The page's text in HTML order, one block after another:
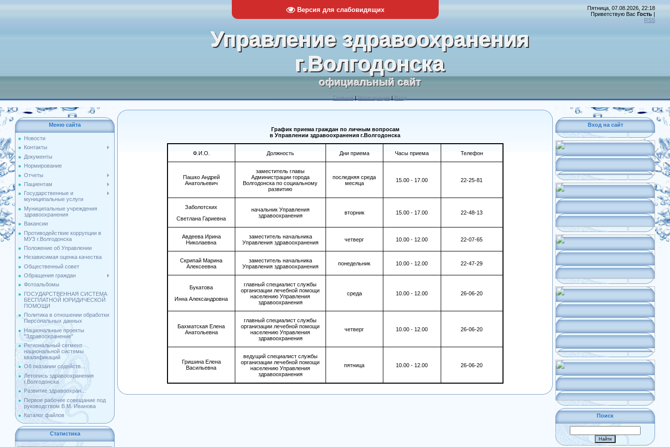
Версия для слабовидящих
Управление здравоохранения
г.Волгодонска
официальный сайт
Главная|Регистрация|Вход
Пятница, 07.08.2026, 22:18
Приветствую Вас Гость |
RSS
Меню сайта
Новости
Контакты
Документы
Нормирование
Отчеты
Пациентам
Государственные и
муниципальные услуги
Муниципальные учреждения
здравоохранения
Вакансии
Противодействие коррупции в
МУЗ г.Волгодонска
Положение об Управлении
Независимая оценка качества
Общественный совет
Обращения граждан
Фотоальбомы
ГОСУДАРСТВЕННАЯ СИСТЕМА
БЕСПЛАТНОЙ ЮРИДИЧЕСКОЙ
ПОМОЩИ
Политика в отношении обработки
Персональных данных
Национальные проекты
"Здравоохранение"
Региональный сегмент
национальной системы
квалификаций
Об оказании содейств...
Летопись здравоохранения
г.Волгодонска
Развитие здравоохран...
Первое рабочее совещание под
руководством В.М. Иванова
Каталог файлов
Статистика
График приема граждан по личным вопросам
в Управлении здравоохранения г.Волгодонска
Ф.И.О. Должность Дни приема Часы приема Телефон
Пашко Андрей
Анатольевич
заместитель главы
Администрации города
Волгодонска по социальному
развитию
последняя среда
месяца
15.00 - 17.00 22-25-81
Заболотских
Светлана Гариевна
начальник Управления
здравоохранения
вторник 15.00 - 17.00 22-48-13
Авдеева Ирина
Николаевна
заместитель начальника
Управления здравоохранения
четверг 10.00 - 12.00 22-07-65
Скрипай Марина
Алексеевна
заместитель начальника
Управления здравоохранения
понедельник 10.00 - 12.00 22-47-29
Букатова
Инна Александровна
главный специалист службы
организации лечебной помощи
населению Управления
здравоохранения
среда 10.00 - 12.00 26-06-20
Бахматская Елена
Анатольевна
главный специалист службы
организации лечебной помощи
населению Управления
здравоохранения
четверг 10.00 - 12.00 26-06-20
Гришина Елена
Васильевна
ведущий специалист службы
организации лечебной помощи
населению Управления
здравоохранения
пятница 10.00 - 12.00 26-06-20
Вход на сайт
Поиск